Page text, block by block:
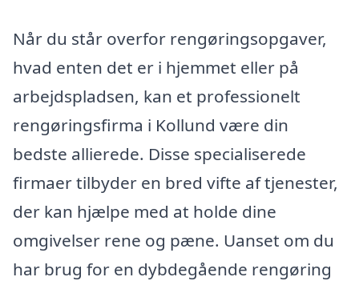
Når du står overfor rengøringsopgaver,
hvad enten det er i hjemmet eller på
arbejdspladsen, kan et professionelt
rengøringsfirma i Kollund være din
bedste allierede. Disse specialiserede
firmaer tilbyder en bred vifte af tjenester,
der kan hjælpe med at holde dine
omgivelser rene og pæne. Uanset om du
har brug for en dybdegående rengøring